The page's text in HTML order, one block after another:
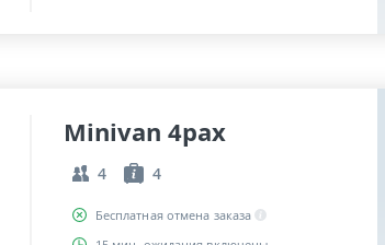
Minivan 4pax
4 4
Бесплатная отмена заказа